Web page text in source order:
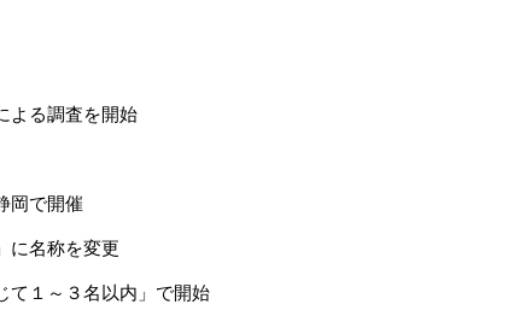
よる調査を開始
岡で開催
に名称を変更
て１～３名以内」で開始